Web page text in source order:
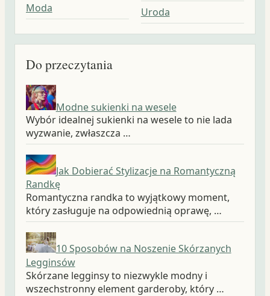
Moda
Uroda
Do przeczytania
Modne sukienki na wesele
Wybór idealnej sukienki na wesele to nie lada
wyzwanie, zwłaszcza …
Jak Dobierać Stylizacje na Romantyczną
Randkę
Romantyczna randka to wyjątkowy moment,
który zasługuje na odpowiednią oprawę, …
10 Sposobów na Noszenie Skórzanych
Legginsów
Skórzane legginsy to niezwykle modny i
wszechstronny element garderoby, który …